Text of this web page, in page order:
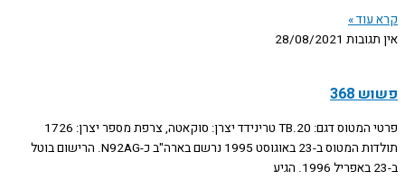
קרא עוד »
אין תגובות 28/08/2021
פשוש 368
פרטי המטוס דגם: TB.20 טרינידד יצרן: סוקאטה, צרפת מספר יצרן: 1726
תולדות המטוס ב-23 באוגוסט 1995 נרשם בארה"ב כ-N92AG. הרישום בוטל
ב-23 באפריל 1996. הגיע